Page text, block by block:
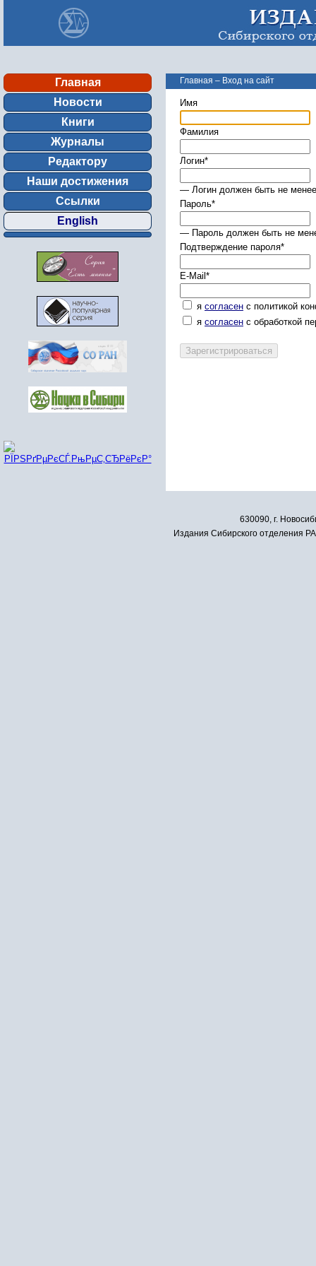
Главная
Новости
Книги
Журналы
Редактору
Наши достижения
Ссылки
English
Главная – Вход на сайт
Имя
Фамилия
Логин*
— Логин должен быть не
Пароль*
— Пароль должен быть не
Подтверждение пароля*
E-Mail *
я согласен с политикой
я согласен с обработкой
630090, г.
Издания Сибирского отделения